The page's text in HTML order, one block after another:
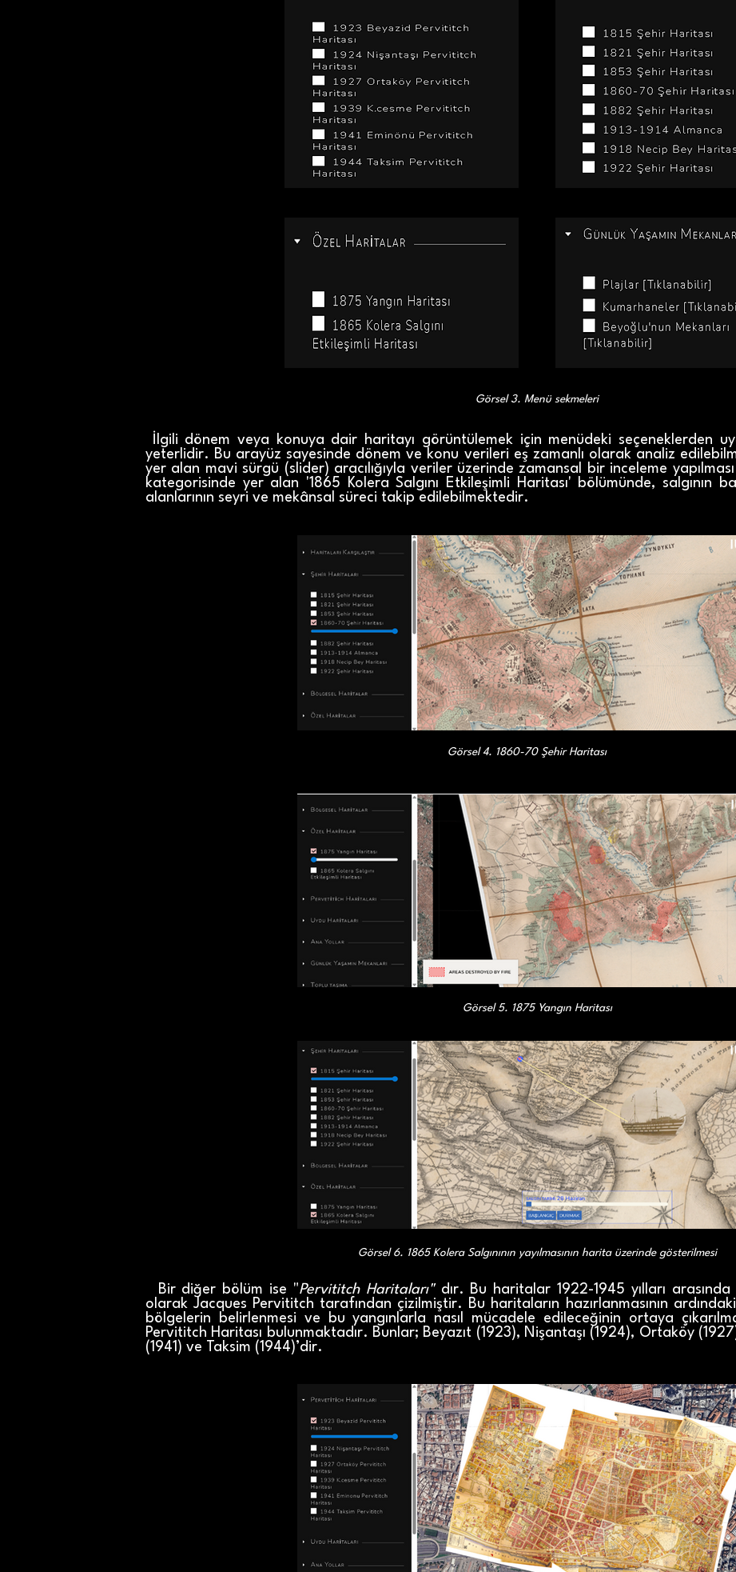
Görsel 3. Menü sekmeleri
İlgili dönem veya konuya dair haritayı görüntülemek için menüdeki seçeneklerden
yeterlidir. Bu arayüz sayesinde dönem ve konu verileri eş zamanlı olarak analiz
yer alan mavi sürgü (slider) aracılığıyla veriler üzerinde zamansal bir inceleme
kategorisinde yer alan '1865 Kolera Salgını Etkileşimli Haritası' bölümünde, salgının
alanlarının seyri ve mekânsal süreci takip edilebilmektedir.
Görsel 4. 1860-70 Şehir Haritası
Görsel 5. 1875 Yangın Haritası
Görsel 6. 1865 Kolera Salgınının yayılmasının harita üzerinde gösterilmesi
Bir diğer bölüm ise "Pervititch Haritaları" dır. Bu haritalar 1922-1945 yılları
olarak Jacques Pervititch tarafından çizilmiştir. Bu haritaların hazırlanmasının
bölgelerin belirlenmesi ve bu yangınlarla nasıl mücadele edileceğinin ortaya
Pervititch Haritası bulunmaktadır. Bunlar; Beyazıt (1923), Nişantaşı (1924), Ortaköy
(1941) ve Taksim (1944)’dir.